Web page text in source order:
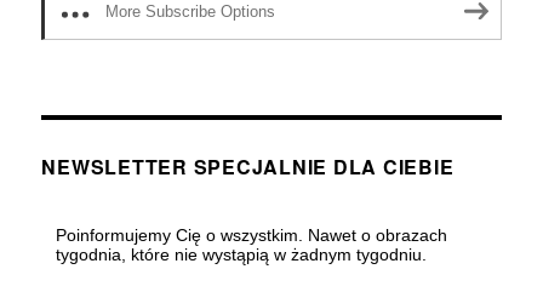
More Subscribe Options
NEWSLETTER SPECJALNIE DLA CIEBIE
Poinformujemy Cię o wszystkim. Nawet o obrazach
tygodnia, które nie wystąpią w żadnym tygodniu.